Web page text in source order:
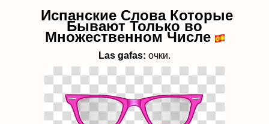
идиомы
Испанские Слова Которые
Бывают Только во
Множественном Числе
Las gafas: очки.